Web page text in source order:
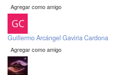
Agregar como amigo
Guillermo Arcángel Gaviria Cardona
Agregar como amigo